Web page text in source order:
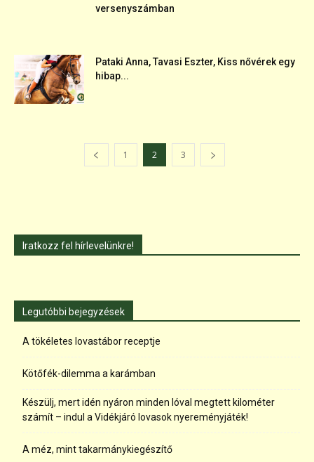
versenyszámban
Pataki Anna, Tavasi Eszter, Kiss nővérek egy
hibap...
1 2 3
Iratkozz fel hírlevelünkre!
Legutóbbi bejegyzések
A tökéletes lovastábor receptje
Kötőfék-dilemma a karámban
Készülj, mert idén nyáron minden lóval megtett kilométer
számít – indul a Vidékjáró lovasok nyereményjáték!
A méz, mint takarmánykiegészítő